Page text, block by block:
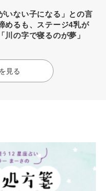
いない子になる」との言
めるも、ステージ4乳が
川の字で寝るのが夢」
見る